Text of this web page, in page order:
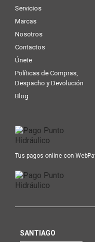
Servicios
Marcas
Nosotros
Contactos
Únete
Políticas de Compras,
Despacho y Devolución
Blog
Tus pagos online con
SANTIAGO